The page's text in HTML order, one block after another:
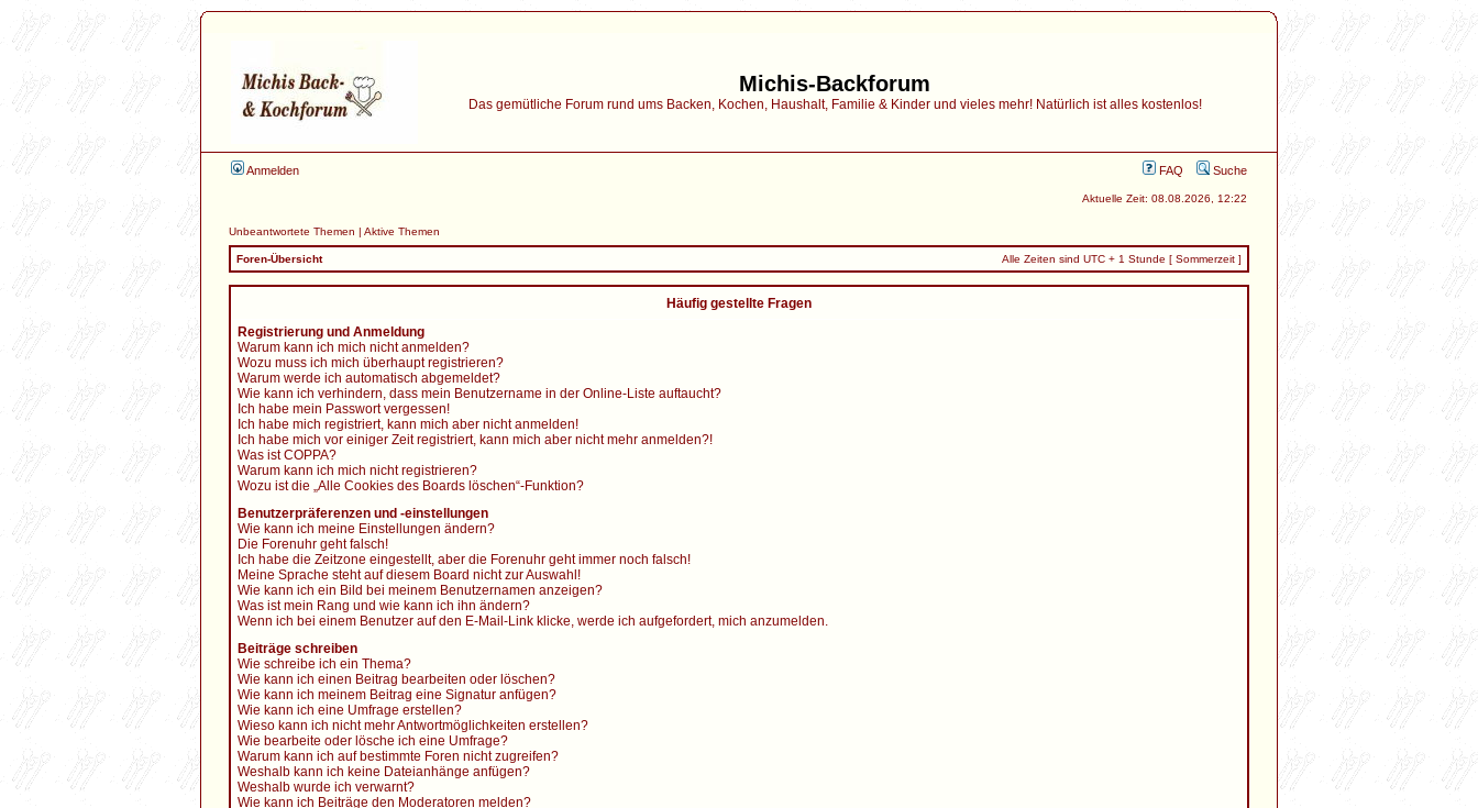
Michis-Backforum
Das gemütliche Forum rund ums Backen, Kochen, Haushalt, Familie & Kinder und vieles mehr! Natürlich ist alles kostenlos!
Anmelden FAQ Suche
Aktuelle Zeit: 08.08.2026, 12:22
Unbeantwortete Themen | Aktive Themen
Foren-Übersicht Alle Zeiten sind UTC + 1 Stunde [ Sommerzeit ]
Häufig gestellte Fragen
Registrierung und Anmeldung
Warum kann ich mich nicht anmelden?
Wozu muss ich mich überhaupt registrieren?
Warum werde ich automatisch abgemeldet?
Wie kann ich verhindern, dass mein Benutzername in der Online-Liste auftaucht?
Ich habe mein Passwort vergessen!
Ich habe mich registriert, kann mich aber nicht anmelden!
Ich habe mich vor einiger Zeit registriert, kann mich aber nicht mehr anmelden?!
Was ist COPPA?
Warum kann ich mich nicht registrieren?
Wozu ist die „Alle Cookies des Boards löschen“-Funktion?
Benutzerpräferenzen und -einstellungen
Wie kann ich meine Einstellungen ändern?
Die Forenuhr geht falsch!
Ich habe die Zeitzone eingestellt, aber die Forenuhr geht immer noch falsch!
Meine Sprache steht auf diesem Board nicht zur Auswahl!
Wie kann ich ein Bild bei meinem Benutzernamen anzeigen?
Was ist mein Rang und wie kann ich ihn ändern?
Wenn ich bei einem Benutzer auf den E-Mail-Link klicke, werde ich aufgefordert, mich anzumelden.
Beiträge schreiben
Wie schreibe ich ein Thema?
Wie kann ich einen Beitrag bearbeiten oder löschen?
Wie kann ich meinem Beitrag eine Signatur anfügen?
Wie kann ich eine Umfrage erstellen?
Wieso kann ich nicht mehr Antwortmöglichkeiten erstellen?
Wie bearbeite oder lösche ich eine Umfrage?
Warum kann ich auf bestimmte Foren nicht zugreifen?
Weshalb kann ich keine Dateianhänge anfügen?
Weshalb wurde ich verwarnt?
Wie kann ich Beiträge den Moderatoren melden?